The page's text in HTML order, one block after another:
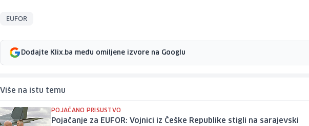
EUFOR
Dodajte Klix.ba među omiljene izvore na Googlu
Više na istu temu
POJAČANO PRISUSTVO
Pojačanje za EUFOR: Vojnici iz Češke Republike stigli na sarajevski